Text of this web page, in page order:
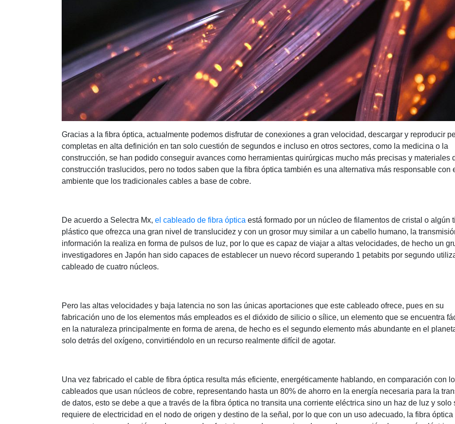
Gracias a la fibra óptica, actualmente podemos disfrutar de conexiones a gran velocidad, descargar y reproducir
completas en alta definición en tan solo cuestión de segundos e incluso en otros sectores, como la medicina o la
construcción, se han podido conseguir avances como herramientas quirúrgicas mucho más precisas y materiales
construcción traslucidos, pero no todos saben que la fibra óptica también es una alternativa más responsable con
ambiente que los tradicionales cables a base de cobre.
De acuerdo a Selectra Mx, el cableado de fibra óptica está formado por un núcleo de filamentos de cristal o algún
plástico que ofrezca una gran nivel de translucidez y con un grosor muy similar a un cabello humano, la
información la realiza en forma de pulsos de luz, por lo que es capaz de viajar a altas velocidades, de hecho un
investigadores en Japón han sido capaces de establecer un nuevo récord superando 1 petabits por segundo
cableado de cuatro núcleos.
Pero las altas velocidades y baja latencia no son las únicas aportaciones que este cableado ofrece, pues en su
fabricación uno de los elementos más empleados es el dióxido de silicio o sílice, un elemento que se encuentra
en la naturaleza principalmente en forma de arena, de hecho es el segundo elemento más abundante en el
solo detrás del oxígeno, convirtiéndolo en un recurso realmente difícil de agotar.
Una vez fabricado el cable de fibra óptica resulta más eficiente, energéticamente hablando, en comparación con
cableados que usan núcleos de cobre, representando hasta un 80% de ahorro en la energía necesaria para la
de datos, esto se debe a que a través de la fibra óptica no transita una corriente eléctrica sino un haz de luz y solo
requiere de electricidad en el nodo de origen y destino de la señal, por lo que con un uso adecuado, la fibra óptica